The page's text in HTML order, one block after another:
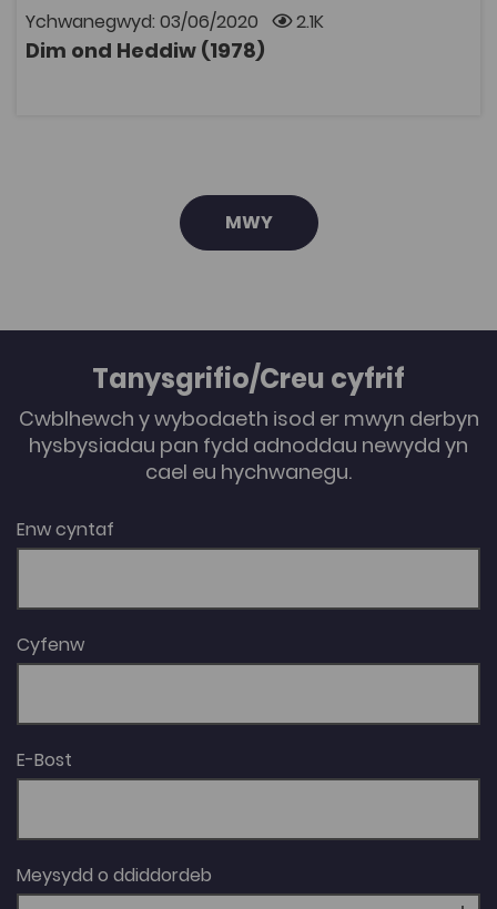
Ychwanegwyd: 03/06/2020 2.1K
Dim ond Heddiw (1978)
bydd angen cyfrif Coleg Cymraeg i wylio rhaglenni
Archif S4C. Mae modd ymaelodi ar wefan y Coleg
Cymraeg Cenedlaethol i gael cyfrif.
MWY
Tanysgrifio/Creu cyfrif
Cwblhewch y wybodaeth isod er mwyn derbyn
hysbysiadau pan fydd adnoddau newydd yn
cael eu hychwanegu.
Enw cyntaf
Cyfenw
E-Bost
Meysydd o ddiddordeb